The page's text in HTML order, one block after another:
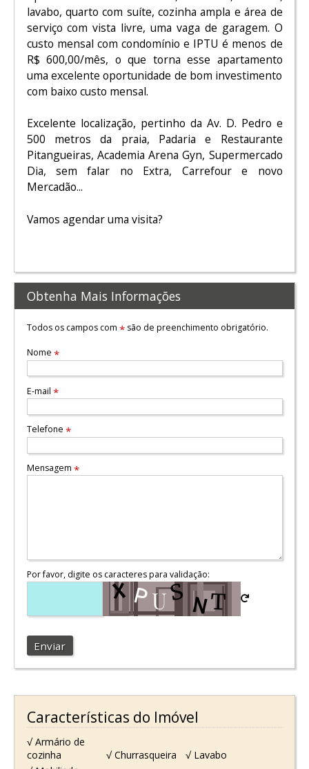
lavabo, quarto com suíte, cozinha ampla e área de
serviço com vista livre, uma vaga de garagem. O
custo mensal com condomínio e IPTU é menos de
R$ 600,00/mês, o que torna esse apartamento
uma excelente oportunidade de bom investimento
com baixo custo mensal.
Excelente localização, pertinho da Av. D. Pedro e
500 metros da praia, Padaria e Restaurante
Pitangueiras, Academia Arena Gyn, Supermercado
Dia, sem falar no Extra, Carrefour e novo
Mercadão...
Vamos agendar uma visita?
Obtenha Mais Informações
Todos os campos com *são de preenchimento obrigatório.
Nome *
E-mail *
Telefone *
Mensagem *
Por favor, digite os caracteres para validação:
Enviar
Características do Imóvel
√ Armário de
cozinha
√ Churrasqueira
√ Lavabo